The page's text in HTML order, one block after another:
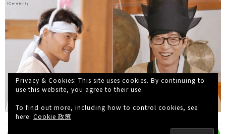
Privacy & Cookies: This site uses cookies. By continuing to
use this website, you agree to their use.
To find out more, including how to control cookies, see
here: Cookie 政策